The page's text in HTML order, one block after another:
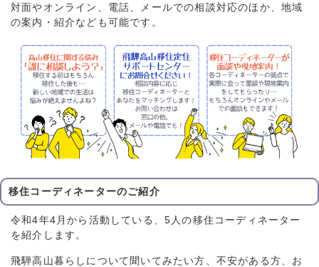
対面やオンライン、電話、メールでの相談対応のほか、地域
の案内・紹介なども可能です。
移住コーディネーターのご紹介
令和4年4月から活動している、5人の移住コーディネーター
を紹介します。
飛騨高山暮らしについて聞いてみたい方、不安がある方、お